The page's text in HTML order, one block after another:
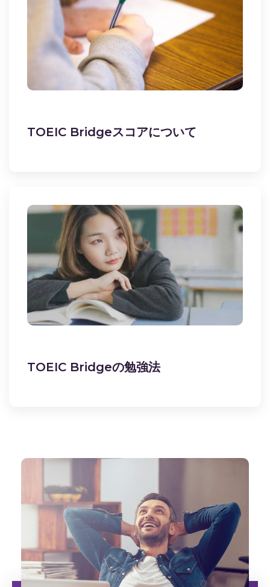
TOEIC Bridgeスコアについて
TOEIC Bridgeの勉強法